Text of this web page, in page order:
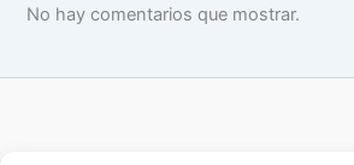
No hay comentarios que mostrar.